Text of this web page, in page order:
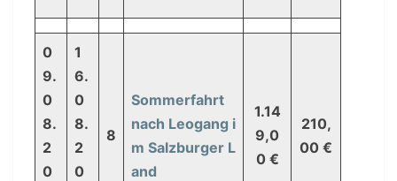
0
9.
0
8.
2
0
1
6.
0
8.
2
0
8
Sommerfahrt
nach Leogang i
m Salzburger L
and
1.14
9,0
0 €
210,
00 €